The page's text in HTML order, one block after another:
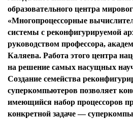
образовательного центра
«Многопроцессорные
системы с реконфигурируемой
руководством профессора,
Каляева. Работа этого центра
на решение самых насущных
Создание семейства
суперкомпьютеров позволяет
имеющийся набор процессоров
конкретной задаче —